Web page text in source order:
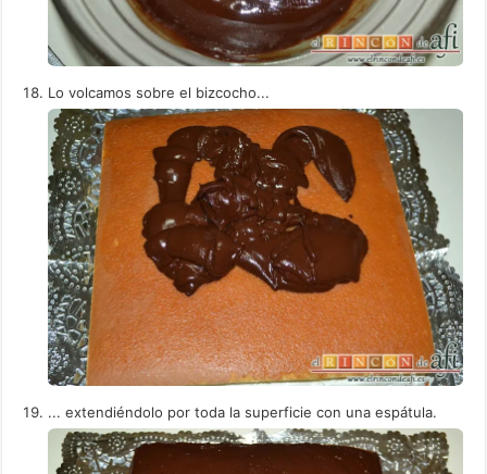
Lo volcamos sobre el bizcocho...
... extendiéndolo por toda la superficie con una espátula.